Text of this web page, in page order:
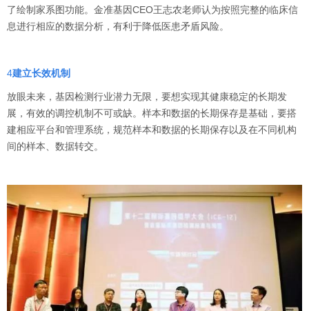
了绘制家系图功能。金准基因CEO王志农老师认为按照完整的临床信
息进行相应的数据分析，有利于降低医患矛盾风险。
4建立长效机制
放眼未来，基因检测行业潜力无限，要想实现其健康稳定的长期发
展，有效的调控机制不可或缺。样本和数据的长期保存是基础，要搭
建相应平台和管理系统，规范样本和数据的长期保存以及在不同机构
间的样本、数据转交。